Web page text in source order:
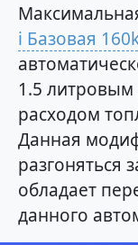
i Базовая
1.5 литровым
расходом
Данная
разгоняться
обладает
данного